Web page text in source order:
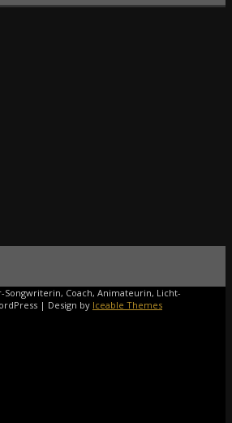
Songwriterin, Coach, Animateurin, Licht-
| Design by Iceable Themes